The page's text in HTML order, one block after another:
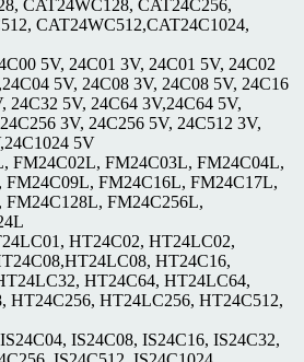
CAT24WC128, CAT24C256,
CAT24WC512,CAT24C1024,
5V, 24C01 3V, 24C01 5V, 24C02
5V, 24C08 3V, 24C08 5V, 24C16
24C32 5V, 24C64 3V,24C64 5V,
3V, 24C256 5V, 24C512 3V,
5V
FM24C02L, FM24C03L, FM24C04L,
FM24C16L, FM24C17L,
FM24C256L,
HT24C02, HT24LC02,
HT24C16,
HT24C64, HT24LC64,
HT24C256, HT24LC256, HT24C512,
IS24C08, IS24C16, IS24C32,